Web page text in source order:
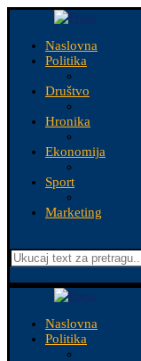
Naslovna
Politika
Društvo
Hronika
Ekonomija
Sport
Marketing
Naslovna
Politika